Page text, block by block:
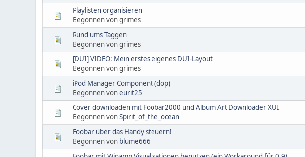
Playlisten organisieren
Begonnen von grimes
Rund ums Taggen
Begonnen von grimes
[DUI] VIDEO: Mein erstes eigenes DUI-Layout
Begonnen von grimes
iPod Manager Component (dop)
Begonnen voneurit25
Cover downloaden mit Foobar2000 und Album Art Downloader XUI
Begonnen vonSpirit_of_the_ocean
Foobar über das Handy steuern!
Begonnen von blume666